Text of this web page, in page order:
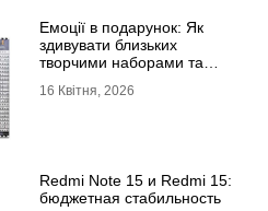
Емоції в подарунок: Як
здивувати близьких
творчими наборами та
16 Квітня, 2026
Redmi Note 15 и Redmi 15:
бюджетная стабильность